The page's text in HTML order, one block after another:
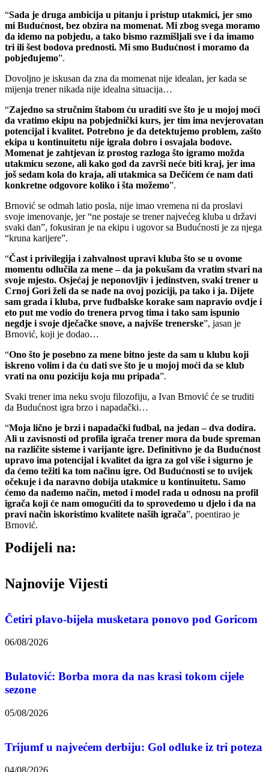
“Sada je druga ambicija u pitanju i pristup utakmici, jer smo
mi Budućnost, bez obzira na momenat. Mi zbog svega moramo
da idemo na pobjedu, a tako bismo razmišljali sve i da imamo
tri ili šest bodova prednosti. Mi smo Budućnost i moramo da
pobjeđujemo”.
Dovoljno je iskusan da zna da momenat nije idealan, jer kada se
mijenja trener nikada nije idealna situacija…
“Zajedno sa stručnim štabom ću uraditi sve što je u mojoj moći
da vratimo ekipu na pobjednički kurs, jer tim ima nevjerovatan
potencijal i kvalitet. Potrebno je da detektujemo problem, zašto
ekipa u kontinuitetu nije igrala dobro i osvajala bodove.
Momenat je zahtjevan iz prostog razloga što igramo možda
utakmicu sezone, ali kako god da završi neće biti kraj, jer ima
još sedam kola do kraja, ali utakmica sa Dečićem će nam dati
konkretne odgovore koliko i šta možemo”.
Brnović se odmah latio posla, nije imao vremena ni da proslavi
svoje imenovanje, jer “ne postaje se trener najvećeg kluba u državi
svaki dan”, fokusiran je na ekipu i ugovor sa Budućnosti je za njega
“kruna karijere”.
“Čast i privilegija i zahvalnost upravi kluba što se u ovome
momentu odlučila za mene – da ja pokušam da vratim stvari na
svoje mjesto. Osjećaj je neponovljiv i jedinstven, svaki trener u
Crnoj Gori želi da se nađe na ovoj poziciji, pa tako i ja. Dijete
sam grada i kluba, prve fudbalske korake sam napravio ovdje i
eto put me vodio do trenera prvog tima i tako sam ispunio
negdje i svoje dječačke snove, a najviše trenerske”, jasan je
Brnović, koji je dodao…
“Ono što je posebno za mene bitno jeste da sam u klubu koji
iskreno volim i da ću dati sve što je u mojoj moći da se klub
vrati na onu poziciju koja mu pripada”.
Svaki trener ima neku svoju filozofiju, a Ivan Brnović će se truditi
da Budućnost igra brzo i napadački…
“Moja lično je brzi i napadački fudbal, na jedan – dva dodira.
Ali u zavisnosti od profila igrača trener mora da bude spreman
na različite sisteme i varijante igre. Definitivno je da Budućnost
upravo ima potencijal i kvalitet da igra za gol više i sigurno je
da ćemo težiti ka tom načinu igre. Od Budućnosti se to uvijek
očekuje i da naravno dobija utakmice u kontinuitetu. Samo
ćemo da nađemo način, metod i model rada u odnosu na profil
igrača koji će nam omogućiti da to sprovedemo u djelo i da na
pravi način iskoristimo kvalitete naših igrača”, poentirao je
Brnović.
Podijeli na:
Najnovije Vijesti
Četiri plavo-bijela musketara ponovo pod Goricom
06/08/2026
Bulatović: Borba mora da nas krasi tokom cijele
sezone
05/08/2026
Trijumf u najvećem derbiju: Gol odluke iz tri poteza